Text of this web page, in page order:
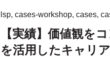
lsp, cases-workshop, cases,
【実績】価値観を
を活用したキャリ